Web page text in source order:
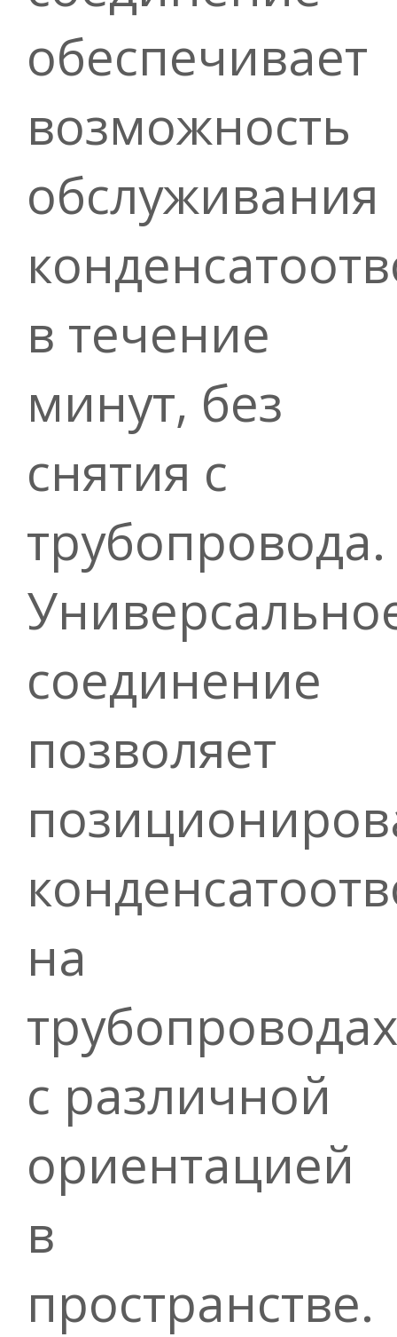
обеспечивает
возможность
обслуживания
в течение
минут, без
снятия с
трубопровода.
соединение
позволяет
на
трубопроводах
с различной
ориентацией
в
пространстве.